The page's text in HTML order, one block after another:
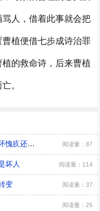
人，借着此事就会把
植便借七步成诗治罪
的救命诗，后来曹植
。
唐文宗征召四次说不吗，萧俛是心怀愧疚还是居功自傲 阅读量：87
坏人 阅读量：114
变 阅读量：37
阅读量：26